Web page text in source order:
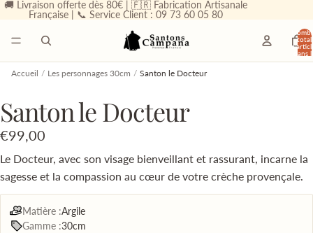
🚚 Livraison offerte dès 80€ | 🇫🇷 Fabrication Artisanale
Française | 📞 Service Client : 09 73 60 05 80
total
dans
Accueil / Les personnages 30cm / Santon le Docteur
Santon le Docteur
€99,00
Le Docteur, avec son visage bienveillant et rassurant, incarne la
sagesse et la compassion au cœur de votre crèche provençale.
Matière :Argile
Gamme :30cm